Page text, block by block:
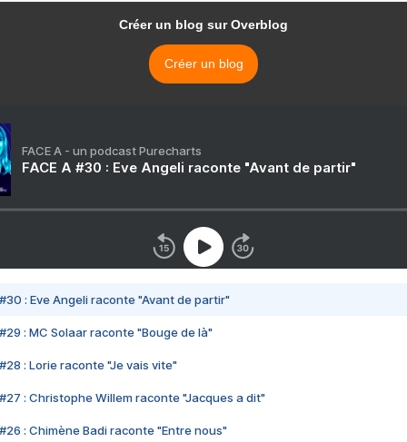
Créer un blog sur Overblog
Créer un blog
FACE A - un podcast Purecharts
FACE A #30 : Eve Angeli raconte "Avant de partir"
#30 : Eve Angeli raconte "Avant de partir"
#29 : MC Solaar raconte "Bouge de là"
#28 : Lorie raconte "Je vais vite"
#27 : Christophe Willem raconte "Jacques a dit"
#26 : Chimène Badi raconte "Entre nous"